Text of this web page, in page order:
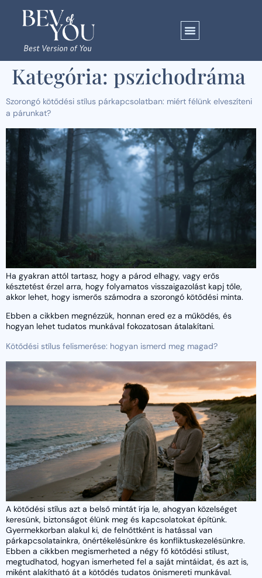
Kategória: pszichodráma
Szorongó kötődési stílus párkapcsolatban: miért félünk elveszíteni
a párunkat?
Ha gyakran attól tartasz, hogy a párod elhagy, vagy erős
késztetést érzel arra, hogy folyamatos visszaigazolást kapj tőle,
akkor lehet, hogy ismerős számodra a szorongó kötődési minta.
Ebben a cikkben megnézzük, honnan ered ez a működés, és
hogyan lehet tudatos munkával fokozatosan átalakítani.
Kötődési stílus felismerése: hogyan ismerd meg magad?
A kötődési stílus azt a belső mintát írja le, ahogyan közelséget
keresünk, biztonságot élünk meg és kapcsolatokat építünk.
Gyermekkorban alakul ki, de felnőttként is hatással van
párkapcsolatainkra, önértékelésünkre és konfliktuskezelésünkre.
Ebben a cikkben megismerheted a négy fő kötődési stílust,
megtudhatod, hogyan ismerheted fel a saját mintáidat, és azt is,
miként alakítható át a kötődés tudatos önismereti munkával.